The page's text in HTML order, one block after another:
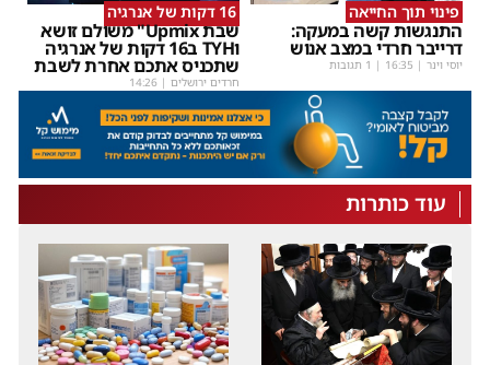
פינוי תוך החייאה
התנגשות קשה במעקה:
דרייבר חרדי במצב אנוש
יוסי וינר |
16:35 | 1 תגובות
16 דקות של אנרגיה
שבת Upmix" משולם זושא
וTYH ב16 דקות של אנרגיה
שתכניס אתכם אחרת לשבת
חרדים ירושלים |
14:26
עוד כותרות